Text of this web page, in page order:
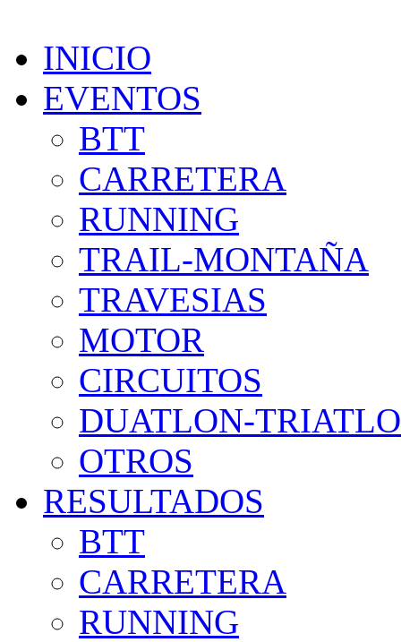
INICIO
EVENTOS
BTT
CARRETERA
RUNNING
TRAIL-MONTAÑA
TRAVESIAS
MOTOR
CIRCUITOS
DUATLON-
OTROS
RESULTADOS
BTT
CARRETERA
RUNNING